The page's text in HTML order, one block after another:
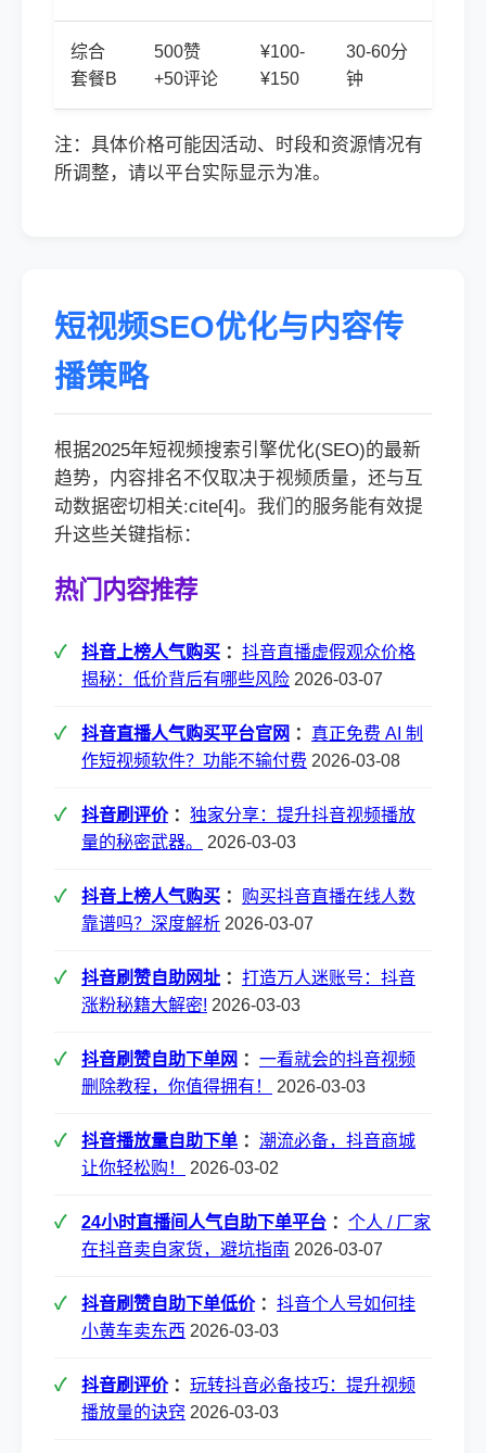
综合
套餐B
500赞
+50评论
¥100-
¥150
30-60分
钟
注：具体价格可能因活动、时段和资源情况有
所调整，请以平台实际显示为准。
短视频SEO优化与内容传
播策略
根据2025年短视频搜索引擎优化(SEO)的最新
趋势，内容排名不仅取决于视频质量，还与互
动数据密切相关:cite[4]。我们的服务能有效提
升这些关键指标：
热门内容推荐
抖音上榜人气购买 ： 抖音直播虚假观众价格
揭秘：低价背后有哪些风险 2026-03-07
抖音直播人气购买平台官网 ： 真正免费 AI 制
作短视频软件？功能不输付费 2026-03-08
抖音刷评价： 独家分享：提升抖音视频播放
量的秘密武器。
2026-03-03
抖音上榜人气购买 ： 购买抖音直播在线人数
靠谱吗？深度解析 2026-03-07
抖音刷赞自助网址 ： 打造万人迷账号：抖音
涨粉秘籍大解密! 2026-03-03
抖音刷赞自助下单网 ： 一看就会的抖音视频
删除教程，你值得拥有！
2026-03-03
抖音播放量自助下单 ： 潮流必备，抖音商城
让你轻松购！
2026-03-02
24小时直播间人气自助下单平台 ： 个人 / 厂家
在抖音卖自家货，避坑指南 2026-03-07
抖音刷赞自助下单低价： 抖音个人号如何挂
小黄车卖东西 2026-03-03
抖音刷评价： 玩转抖音必备技巧：提升视频
播放量的诀窍 2026-03-03